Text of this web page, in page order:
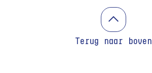
Terug naar boven